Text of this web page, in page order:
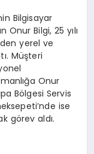
Bilgisayar
Bilgi, 25 yılı
yerel ve
Müşteri
Onur
Bölgesi Servis
ise
görev aldı.